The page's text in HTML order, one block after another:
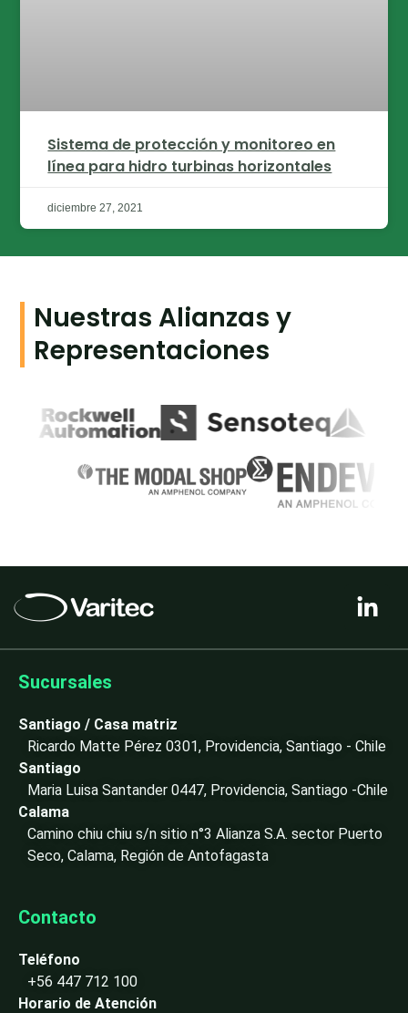
Sistema de protección y monitoreo en
línea para hidro turbinas horizontales
diciembre 27, 2021
Nuestras Alianzas y
Representaciones
i
k
n
i
Sucursales
Santiago / Casa matriz
Ricardo Matte Pérez 0301, Providencia, Santiago - Chile
Santiago
Maria Luisa Santander 0447, Providencia, Santiago -Chile
Calama
Camino chiu chiu s/n sitio n°3 Alianza S.A. sector Puerto
Seco, Calama, Región de Antofagasta
Contacto
Teléfono
+56 447 712 100
Horario de Atención